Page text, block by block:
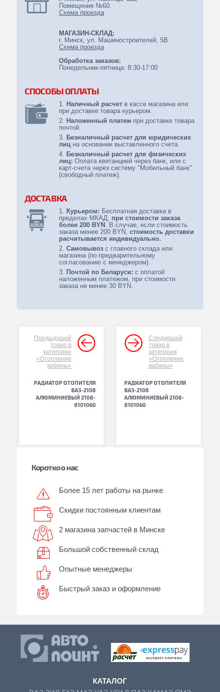
Спецоборудование
ЭЛЕМЕНТЫ ПИТАНИЯ
Помещение №60.
Схема проезда
МАГАЗИН-СКЛАД:
г. Минск, ул. Машиностроителей, 5B
Схема проезда
Обработка заказов:
Понедельник-пятница: 8:30-17:00
СПОСОБЫ ОПЛАТЫ
Наличный расчетв кассе магазина или
при доставке товара курьером.
Наложенный платежпри доставке товара
почтой.
Безналичный расчет для юридических
лицна основании выставленного счета.
Безналичный расчет для физических
лиц: Оплата квитанцией через банк, или с
карт-счета через систему "Мобильный банк"
(свободный платеж).
ДОСТАВКА
Курьером: Бесплатная доставка в
пределах МКАД, при стоимости заказа
более 200 BYN
. В случае, если стоимость
заказа менее 200 BYN, стоимость доставки
расчитывается индивидуально.
Самовывозс главного склада или
магазина (по предварительному
согласованию с менеджером).
Почтой по Беларуси: с оплатой
наложенным платежом, при стоимости
заказа не менее 30 BYN.
Предыдущий
товар в
категории
«Отопление
кабины»
РАДИАТОР ОТОПИТЕЛЯ
ВАЗ-2108
АЛЮМИНИЕВЫЙ 2108-
8101060
Следующий
товар в
категории
«Отопление
кабины»
РАДИАТОР ОТОПИТЕЛЯ
ВАЗ-2108
АЛЮМИНИЕВЫЙ 2108-
8101060
Коротко о нас
Более 15 лет работы на рынке
Скидки постоянным клиентам
2 магазина запчастей в Минске
Большой собственный склад
Опытные менеджеры
Быстрый заказ и оформление
КАТАЛОГ